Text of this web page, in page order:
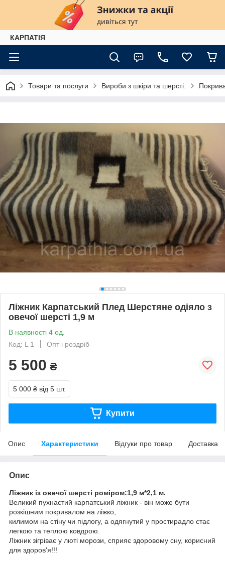
КАРПАТІЯ
Товари та послуги Вироби з шкіри та шерсті.
Ліжник Карпатський Плед Шерстяне одіяло з
овечої шерсті 1,9 м
В наявності 4 од.
Код: L 1
Опт і роздріб
5 500 ₴
5 000 ₴ від 5 шт.
Купити
Опис Характеристики Відгуки про товар Доставка
Опис
Ліжник із овечої шерсті роміром:1,9 м*2,1 м.
Великий пухнастий карпатський ліжник - він може бути
розкішним покривалом на ліжко,
килимом на стіну чи підлогу, а одягнутий у простирадло стає
легкою та теплою ковдрою.
Ліжник зігріває у люті морози, сприяє здоровому сну, корисний
для здоров'я!!!